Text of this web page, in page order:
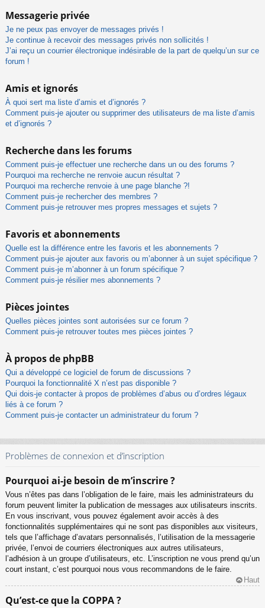
Messagerie privée
Je ne peux pas envoyer de messages privés !
Je continue à recevoir des messages privés non sollicités !
J’ai reçu un courrier électronique indésirable de la part de quelqu’un sur ce
forum !
Amis et ignorés
À quoi sert ma liste d’amis et d’ignorés ?
Comment puis-je ajouter ou supprimer des utilisateurs de ma liste d’amis
et d’ignorés ?
Recherche dans les forums
Comment puis-je effectuer une recherche dans un ou des forums ?
Pourquoi ma recherche ne renvoie aucun résultat ?
Pourquoi ma recherche renvoie à une page blanche ?!
Comment puis-je rechercher des membres ?
Comment puis-je retrouver mes propres messages et sujets ?
Favoris et abonnements
Quelle est la différence entre les favoris et les abonnements ?
Comment puis-je ajouter aux favoris ou m’abonner à un sujet spécifique ?
Comment puis-je m’abonner à un forum spécifique ?
Comment puis-je résilier mes abonnements ?
Pièces jointes
Quelles pièces jointes sont autorisées sur ce forum ?
Comment puis-je retrouver toutes mes pièces jointes ?
À propos de phpBB
Qui a développé ce logiciel de forum de discussions ?
Pourquoi la fonctionnalité X n’est pas disponible ?
Qui dois-je contacter à propos de problèmes d’abus ou d’ordres légaux
liés à ce forum ?
Comment puis-je contacter un administrateur du forum ?
Problèmes de connexion et d’inscription
Pourquoi ai-je besoin de m’inscrire ?
Vous n’êtes pas dans l’obligation de le faire, mais les administrateurs du
forum peuvent limiter la publication de messages aux utilisateurs inscrits.
En vous inscrivant, vous pouvez également avoir accès à des
fonctionnalités supplémentaires qui ne sont pas disponibles aux visiteurs,
tels que l’affichage d’avatars personnalisés, l’utilisation de la messagerie
privée, l’envoi de courriers électroniques aux autres utilisateurs,
l’adhésion à un groupe d’utilisateurs, etc. L’inscription ne vous prend qu’un
court instant, c’est pourquoi nous vous recommandons de le faire.
Haut
Qu’est-ce que la COPPA ?